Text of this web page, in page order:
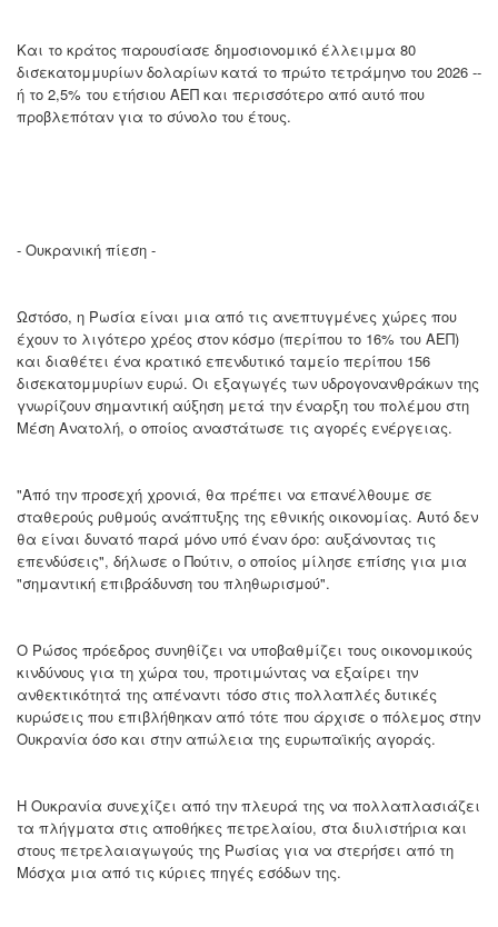
Και το κράτος παρουσίασε δημοσιονομικό έλλειμμα 80
δισεκατομμυρίων δολαρίων κατά το πρώτο τετράμηνο του 2026 --
ή το 2,5% του ετήσιου ΑΕΠ και περισσότερο από αυτό που
προβλεπόταν για το σύνολο του έτους.
- Ουκρανική πίεση -
Ωστόσο, η Ρωσία είναι μια από τις ανεπτυγμένες χώρες που
έχουν το λιγότερο χρέος στον κόσμο (περίπου το 16% του ΑΕΠ)
και διαθέτει ένα κρατικό επενδυτικό ταμείο περίπου 156
δισεκατομμυρίων ευρώ. Οι εξαγωγές των υδρογονανθράκων της
γνωρίζουν σημαντική αύξηση μετά την έναρξη του πολέμου στη
Μέση Ανατολή, ο οποίος αναστάτωσε τις αγορές ενέργειας.
"Από την προσεχή χρονιά, θα πρέπει να επανέλθουμε σε
σταθερούς ρυθμούς ανάπτυξης της εθνικής οικονομίας. Αυτό δεν
θα είναι δυνατό παρά μόνο υπό έναν όρο: αυξάνοντας τις
επενδύσεις", δήλωσε ο Πούτιν, ο οποίος μίλησε επίσης για μια
"σημαντική επιβράδυνση του πληθωρισμού".
Ο Ρώσος πρόεδρος συνηθίζει να υποβαθμίζει τους οικονομικούς
κινδύνους για τη χώρα του, προτιμώντας να εξαίρει την
ανθεκτικότητά της απέναντι τόσο στις πολλαπλές δυτικές
κυρώσεις που επιβλήθηκαν από τότε που άρχισε ο πόλεμος στην
Ουκρανία όσο και στην απώλεια της ευρωπαϊκής αγοράς.
Η Ουκρανία συνεχίζει από την πλευρά της να πολλαπλασιάζει
τα πλήγματα στις αποθήκες πετρελαίου, στα διυλιστήρια και
στους πετρελαιαγωγούς της Ρωσίας για να στερήσει από τη
Μόσχα μια από τις κύριες πηγές εσόδων της.